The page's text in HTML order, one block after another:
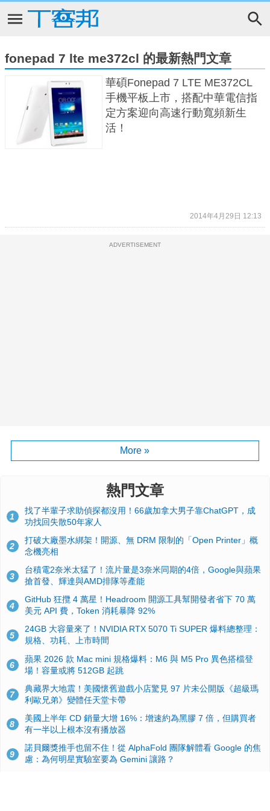
fonepad 7 lte me372cl 的最新熱門文章
華碩Fonepad 7 LTE ME372CL
手機平板上市，搭配中華電信指
定方案迎向高速行動寬頻新生
活！
2014年4月29日 12:13
ADVERTISEMENT
More »
熱門文章
1
找了半輩子求助偵探都沒用！66歲加拿大男子靠ChatGPT，成
功找回失散50年家人
2
打破大廠墨水綁架！開源、無 DRM 限制的「Open Printer」概
念機亮相
3
台積電2奈米太猛了！流片量是3奈米同期的4倍，Google與蘋果
搶首發、輝達與AMD排隊等產能
4
GitHub 狂攬 4 萬星！Headroom 開源工具幫開發者省下 70 萬
美元 API 費，Token 消耗暴降 92%
5
24GB 大容量來了！NVIDIA RTX 5070 Ti SUPER 爆料總整理：
規格、功耗、上市時間
6
蘋果 2026 款 Mac mini 規格爆料：M6 與 M5 Pro 異色搭檔登
場！容量或將 512GB 起跳
7
典藏界大地震！美國懷舊遊戲小店驚見 97 片未公開版《超級瑪
利歐兄弟》變體任天堂卡帶
8
美國上半年 CD 銷量大增 16%：增速約為黑膠 7 倍，但購買者
有一半以上根本沒有播放器
9
諾貝爾獎推手也留不住！從 AlphaFold 團隊解體看 Google 的焦
慮：為何明星實驗室要為 Gemini 讓路？